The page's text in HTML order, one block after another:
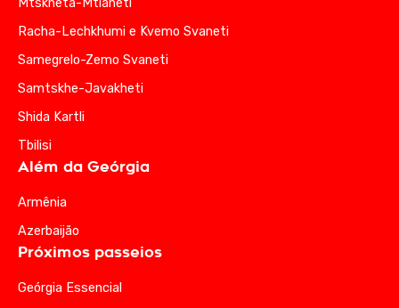
Mtskheta-Mtianeti
Racha-Lechkhumi e Kvemo Svaneti
Samegrelo-Zemo Svaneti
Samtskhe-Javakheti
Shida Kartli
Tbilisi
Além da Geórgia
Armênia
Azerbaijão
Próximos passeios
Geórgia Essencial